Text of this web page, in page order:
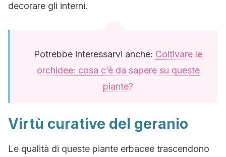
decorare gli interni.
Potrebbe interessarvi anche: Coltivare le
orchidee: cosa c’è da sapere su queste
piante?
Virtù curative del geranio
Le qualità di queste piante erbacee trascendono